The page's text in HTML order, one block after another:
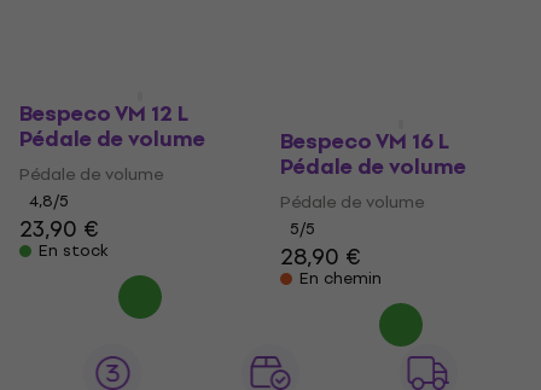
Bespeco VM 12 L
Pédale de volume
Pédale de volume
4,8/5
23,90 €
En stock
Bespeco VM 16 L
Pédale de volume
Pédale de volume
5/5
28,90 €
En chemin